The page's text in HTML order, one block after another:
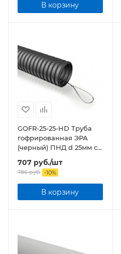
В корзину
GOFR-25-25-HD Труба
гофрированная ЭРА
(черный) ПНД d 25мм с
зонд. легкая 25м
707 руб./шт
786руб. -10%
В корзину